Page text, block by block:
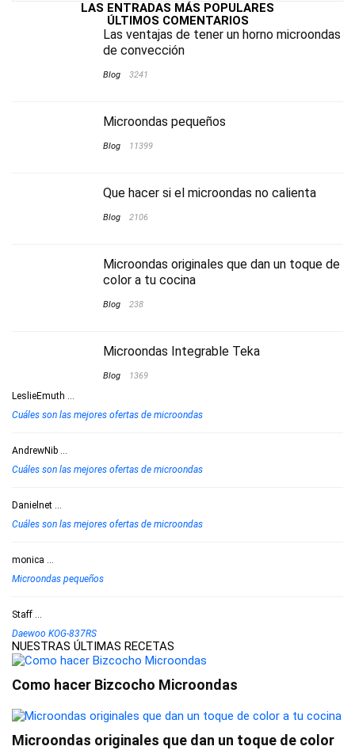
LAS ENTRADAS MÁS POPULARES
ÚLTIMOS COMENTARIOS
Las ventajas de tener un horno microondas
de convección
Blog 3241
Microondas pequeños
Blog 11399
Que hacer si el microondas no calienta
Blog 2106
Microondas originales que dan un toque de
color a tu cocina
Blog 238
Microondas Integrable Teka
Blog 1369
LeslieEmuth ...
Cuáles son las mejores ofertas de microondas
AndrewNib ...
Cuáles son las mejores ofertas de microondas
Danielnet ...
Cuáles son las mejores ofertas de microondas
monica ...
Microondas pequeños
Staff ...
Daewoo KOG-837RS
NUESTRAS ÚLTIMAS RECETAS
Como hacer Bizcocho Microondas
Microondas originales que dan un toque de color